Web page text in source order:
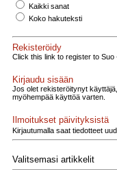
Kaikki sanat
Koko hakuteksti
Rekisteröidy
Click this link to register to Suo
Kirjaudu sisään
Jos olet rekisteröitynyt
myöhempää käyttöä varten.
Ilmoitukset päivityksistä
Kirjautumalla saat tiedotteet
Valitsemasi artikkelit